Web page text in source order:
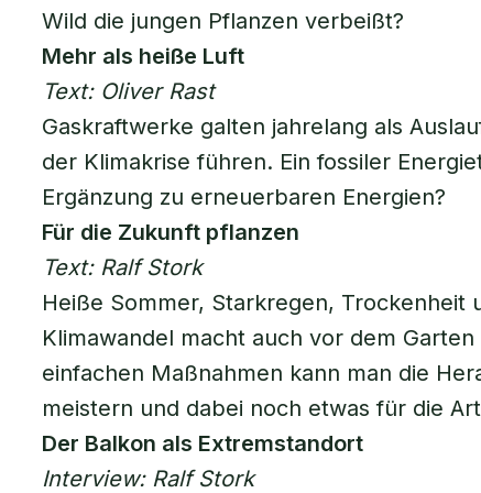
Wild die jungen Pflanzen verbeißt?
Mehr als heiße Luft
Text: Oliver Rast
Gaskraftwerke galten jahrelang als
der Klimakrise führen. Ein fossiler
Ergänzung zu erneuerbaren Energien?
Für die Zukunft pflanzen
Text: Ralf Stork
Heiße Sommer, Starkregen, Trockenheit
Klimawandel macht auch vor dem
einfachen Maßnahmen kann man die
meistern und dabei noch etwas für die
Der Balkon als Extremstandort
Interview: Ralf Stork